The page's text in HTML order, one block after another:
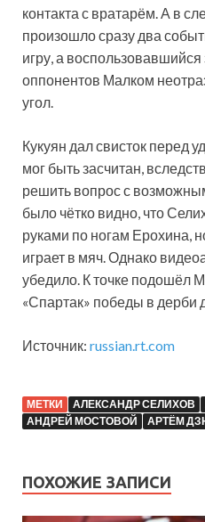
контакта с вратарём. А в
произошло сразу два
игру, а
оппонентов Малком
угол.
Кукуян дал свисток перед
мог быть засчитан,
решить вопрос с
было чётко видно, что
руками по ногам Ерохина,
играет в мяч. Однако
убедило. К точке подошёл
«Спартак» победы в дерби
Источник: russian.rt.com
МЕТКИ АЛЕКСАНДР СЕЛИХОВ
АНДРЕЙ МОСТОВОЙ
АРТЁМ
ПОХОЖИЕ ЗАПИСИ